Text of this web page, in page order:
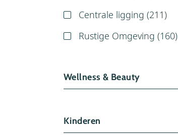
Centrale ligging (211)
Rustige Omgeving (160)
Wellness & Beauty
Buitenzwembad (
Kinderen